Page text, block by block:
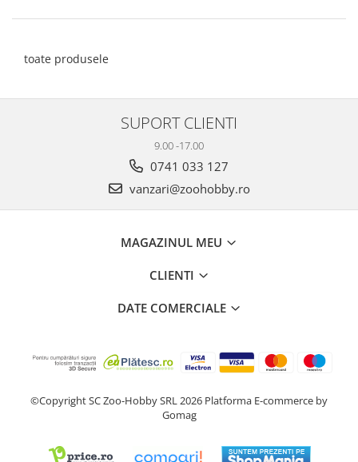
toate produsele
SUPORT CLIENTI
9.00 -17.00
0741 033 127
vanzari@zoohobby.ro
MAGAZINUL MEU
CLIENTI
DATE COMERCIALE
©Copyright SC Zoo-Hobby SRL 2026 Platforma E-commerce by
Gomag